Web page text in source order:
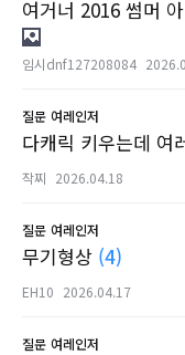
여거너 2016 썸머
임시dnf127208084
질문 여레인저
다캐릭 키우는데 여
작찌 2026.04.18
질문 여레인저
무기형상 (4)
EH10 2026.04.17
질문 여레인저